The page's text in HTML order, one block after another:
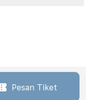
Pesan Tiket